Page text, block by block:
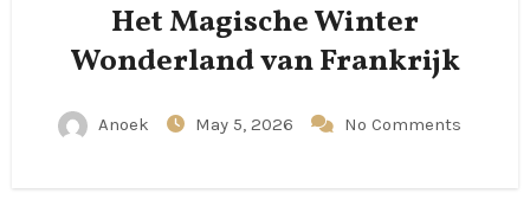
Het Magische Winter
Wonderland van Frankrijk
Anoek May 5, 2026 No Comments